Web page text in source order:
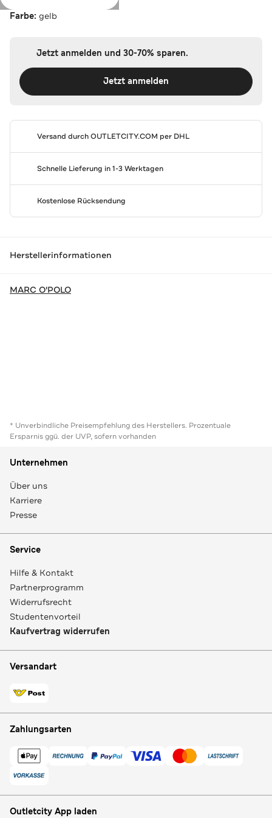
Farbe: gelb
Jetzt anmelden und 30-70% sparen.
Jetzt anmelden
Versand durchOUTLETCITY.COM per DHL
Schnelle Lieferung in 1-3 Werktagen
Kostenlose Rücksendung
Herstellerinformationen
MARC O'POLO
* Unverbindliche Preisempfehlung des Herstellers. Prozentuale
Ersparnis ggü. der UVP, sofern vorhanden
Unternehmen
Über uns
Karriere
Presse
Service
Hilfe & Kontakt
Partnerprogramm
Widerrufsrecht
Studentenvorteil
Kaufvertrag widerrufen
Versandart
Zahlungsarten
Outletcity App laden